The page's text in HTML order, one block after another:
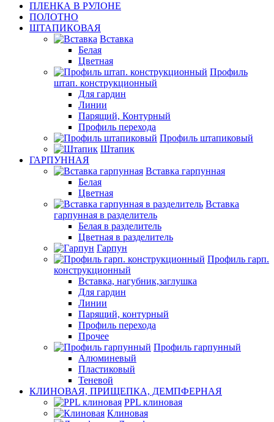
ПЛЕНКА В РУЛОНЕ
ПОЛОТНО
ШТАПИКОВАЯ
Вставка
Белая
Цветная
Профиль
штап. конструкционный
Для гардин
Линии
Парящий, Контурный
Профиль перехода
Профиль штапиковый
Штапик
ГАРПУННАЯ
Вставка гарпунная
Белая
Цветная
Вставка
гарпунная в разделитель
Белая в разделитель
Цветная в разделитель
Гарпун
Профиль гарп.
конструкционный
Вставка, нагубник,заглушка
Для гардин
Линии
Парящий, контурный
Профиль перехода
Прочее
Профиль гарпунный
Алюминевый
Пластиковый
Теневой
КЛИНОВАЯ, ПРИЩЕПКА, ДЕМПФЕРНАЯ
PPL клиновая
Клиновая